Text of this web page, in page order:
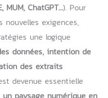
MUM, ChatGPT…). Pour
nouvelles exigences,
une logique
données, intention de
des extraits
devenue essentielle
un paysage numérique en